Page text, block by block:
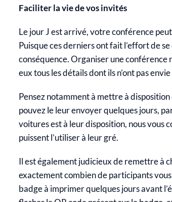
Faciliter la vie de vos invités
Le jour J est arrivé, votre conférence
Puisque ces derniers ont fait l’effort de
conséquence. Organiser une conférence
eux tous les détails dont ils n’ont pas
Pensez notamment à mettre à
pouvez le leur envoyer quelques jours,
voitures est à leur disposition, nous vous
puissent l’utiliser à leur gré.
Il est également judicieux de remettre à
exactement combien de participants
badge à imprimer quelques jours avant